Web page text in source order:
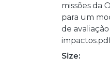
missões da
para um
de
Size: